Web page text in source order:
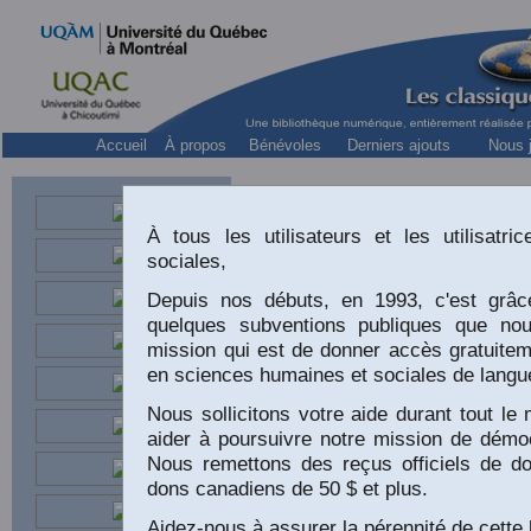
Accueil À propos Bénévoles Derniers ajouts Nous
LE
À tous les utilisateurs et les
sociales,
Depuis nos débuts, en 1993, c'est
quelques subventions publiques que
mission qui est de donner accès
en sciences humaines et sociales de
Nous sollicitons votre aide durant tout le
aider à poursuivre notre mission de
Nous remettons des reçus officiels de
dons canadiens de 50 $ et plus.